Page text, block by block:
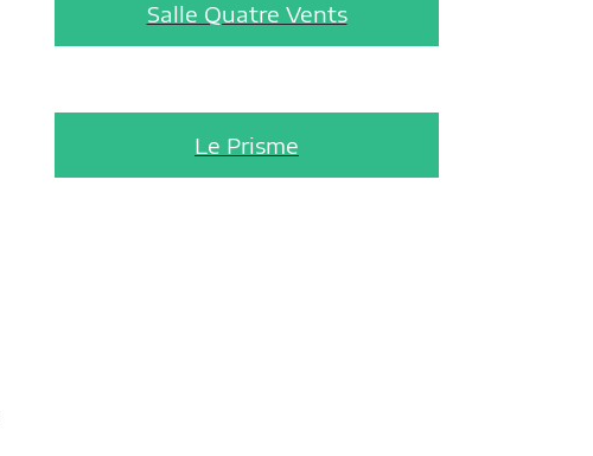
Salle Quatre Vents
Le Prisme